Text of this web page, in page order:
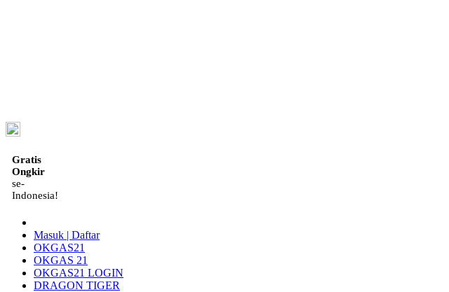
Gratis
Ongkir
se-
Indonesia!
Masuk | Daftar
OKGAS21
OKGAS 21
OKGAS21 LOGIN
DRAGON TIGER